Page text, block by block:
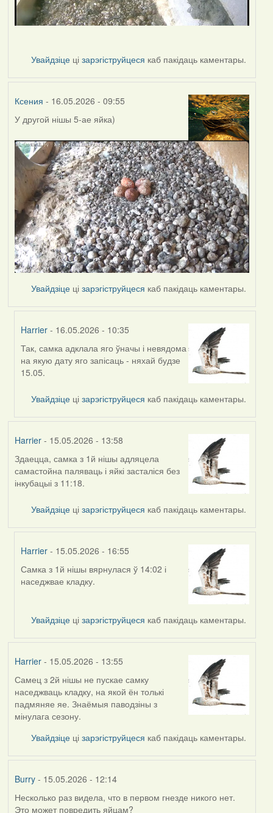
Увайдзіце цізарэгіструйцеся каб пакідаць каментары.
Ксения - 16.05.2026 - 09:55
У другой нішы 5-ае яйка)
Увайдзіце цізарэгіструйцеся каб пакідаць каментары.
Harrier - 16.05.2026 - 10:35
In
reply
to
Ксения
Так, самка адклала яго ўначы і невядома
на якую дату яго запісаць - няхай будзе
15.05.
Увайдзіце цізарэгіструйцеся каб пакідаць каментары.
Harrier- 15.05.2026 - 13:58
Здаецца, самка з 1й нішы адляцела
самастойна паляваць і яйкі засталіся без
інкубацыі з 11:18.
Увайдзіце цізарэгіструйцеся каб пакідаць каментары.
Harrier - 15.05.2026 - 16:55
In
reply
Harrier
Самка з 1й нішы вярнулася ў 14:02 і
наседжвае кладку.
Увайдзіце цізарэгіструйцеся каб пакідаць каментары.
Harrier- 15.05.2026 - 13:55
Самец з 2й нішы не пускае самку
наседжваць кладку, на якой ён толькі
падмяняе яе. Знаёмыя паводзіны з
мінулага сезону.
Увайдзіце цізарэгіструйцеся каб пакідаць каментары.
Burry- 15.05.2026 - 12:14
Несколько раз видела, что в первом гнезде никого нет.
Это может повредить яйцам?